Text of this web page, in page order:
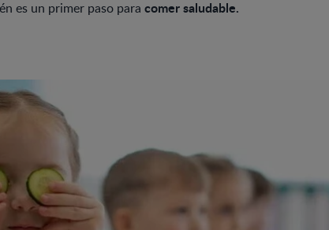
es un primer paso para comer saludable.